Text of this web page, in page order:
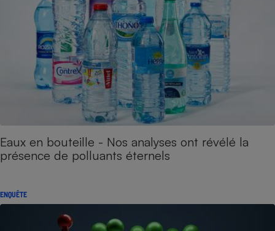
Eaux en bouteille - Nos analyses ont révélé la
présence de polluants éternels
ENQUÊTE